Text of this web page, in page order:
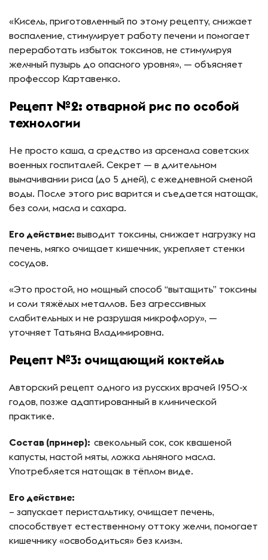
«Кисель, приготовленный по этому рецепту, снижает
воспаление, стимулирует работу печени и помогает
переработать избыток токсинов, не стимулируя
желчный пузырь до опасного уровня», — объясняет
профессор Картавенко.
Рецепт №2: отварной рис по особой
технологии
Не просто каша, а средство из арсенала советских
военных госпиталей. Секрет — в длительном
вымачивании риса (до 5 дней), с ежедневной сменой
воды. После этого рис варится и съедается натощак,
без соли, масла и сахара.
Его действие: выводит токсины, снижает нагрузку на
печень, мягко очищает кишечник, укрепляет стенки
сосудов.
«Это простой, но мощный способ “вытащить” токсины
и соли тяжёлых металлов. Без агрессивных
слабительных и не разрушая микрофлору», —
уточняет Татьяна Владимировна.
Рецепт №3: очищающий коктейль
Авторский рецепт одного из русских врачей 1950-х
годов, позже адаптированный в клинической
практике.
Состав (пример): свекольный сок, сок квашеной
капусты, настой мяты, ложка льняного масла.
Употребляется натощак в тёплом виде.
Его действие:
– запускает перистальтику, очищает печень,
способствует естественному оттоку желчи, помогает
кишечнику «освободиться» без клизм.